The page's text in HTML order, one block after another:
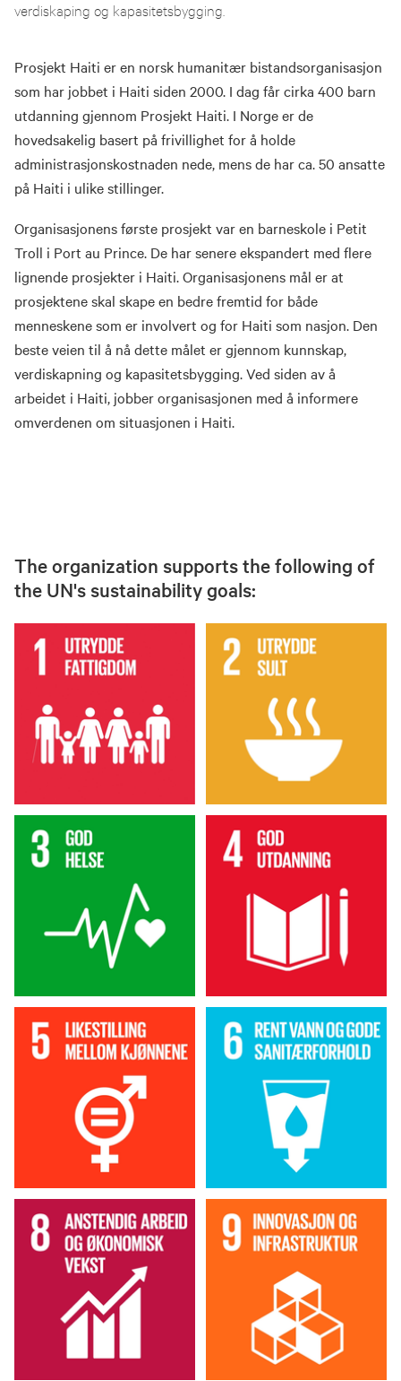
verdiskaping og kapasitetsbygging.
Prosjekt Haiti er en norsk humanitær bistandsorganisasjon
som har jobbet i Haiti siden 2000. I dag får cirka 400 barn
utdanning gjennom Prosjekt Haiti. I Norge er de
hovedsakelig basert på frivillighet for å holde
administrasjonskostnaden nede, mens de har ca. 50 ansatte
på Haiti i ulike stillinger.
Organisasjonens første prosjekt var en barneskole i Petit
Troll i Port au Prince. De har senere ekspandert med flere
lignende prosjekter i Haiti. Organisasjonens mål er at
prosjektene skal skape en bedre fremtid for både
menneskene som er involvert og for Haiti som nasjon. Den
beste veien til å nå dette målet er gjennom kunnskap,
verdiskapning og kapasitetsbygging. Ved siden av å
arbeidet i Haiti, jobber organisasjonen med å informere
omverdenen om situasjonen i Haiti.
The organization supports the following of
the UN's sustainability goals: